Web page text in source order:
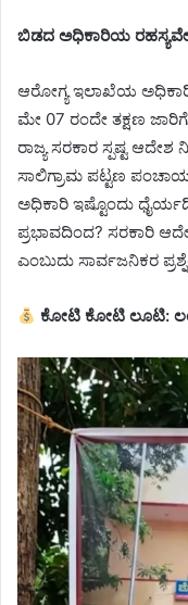
ಬಿಡದ ಅಧಿಕಾರಿಯ
ಆರೋಗ್ಯ ಇಲಾಖೆಯ
ಮೇ 07 ರಂದೇ ತಕ್ಷಣ
ರಾಜ್ಯ ಸರಕಾರ ಸ್ಪಷ್ಟ
ಸಾಲಿಗ್ರಾಮ ಪಟ್ಟಣ
ಅಧಿಕಾರಿ ಇಷ್ಟೊಂದು
ಪ್ರಭಾವದಿಂದ? ಸರಕಾರಿ
ಎಂಬುದು ಸಾರ್ವಜನಿಕರ
ಕೋಟಿ ಕೋಟಿ ಲೂಟಿ: